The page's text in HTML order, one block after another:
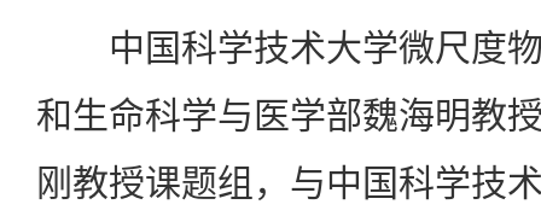
中国科学技术大学微尺度物
和生命科学与医学部魏海明教
刚教授课题组，与中国科学技